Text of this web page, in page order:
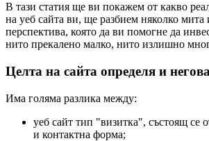
В тази статия ще ви покажем от какво
на уеб сайта ви, ще разбием няколко
перспектива, която да ви помогне да
нито прекалено малко, нито излишно
Целта на сайта определя и
Има голяма разлика между:
уеб сайт тип "визитка", състоящ се
и контактна форма;